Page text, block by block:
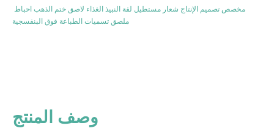
ملصق تسميات الطباعة فوق البنفسجية
وصف المنتج